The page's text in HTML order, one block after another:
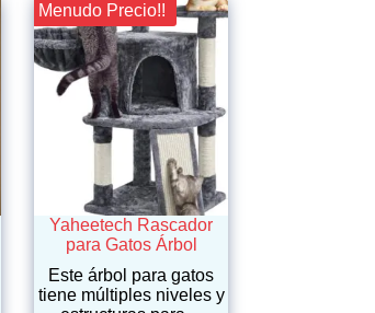
¡¡ Menudo Precio!!
Yaheetech Rascador
para Gatos Árbol
Este árbol para gatos
tiene múltiples niveles y